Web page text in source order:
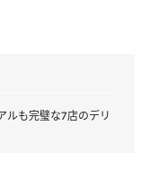
ルも完璧な7店のデリ